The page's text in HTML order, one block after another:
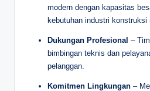
modern dengan kapasitas
kebutuhan industri konstruksi
Dukungan Profesional –
bimbingan teknis dan
pelanggan.
Komitmen Lingkungan –